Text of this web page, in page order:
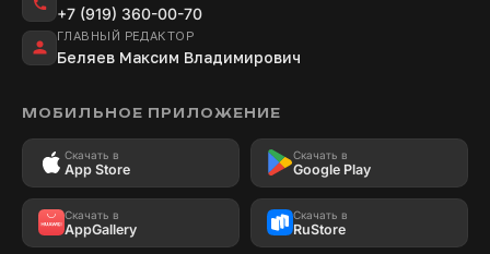
+7 (919) 360-00-70
ГЛАВНЫЙ РЕДАКТОР
Беляев Максим Владимирович
МОБИЛЬНОЕ ПРИЛОЖЕНИЕ
Скачать в
App Store
Скачать в
Google Play
Скачать в
AppGallery
Скачать в
RuStore